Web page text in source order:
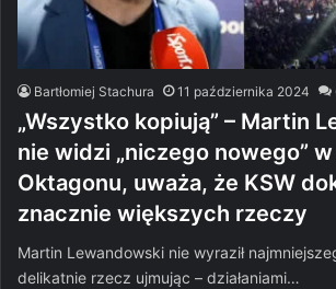
Bartłomiej Stachura 11 października 2024
„Wszystko kopiują” – Martin
nie widzi „niczego nowego”
Oktagonu, uważa, że KSW
znacznie większych rzeczy
Martin Lewandowski nie wyraził
delikatnie rzecz ujmując – działaniami…